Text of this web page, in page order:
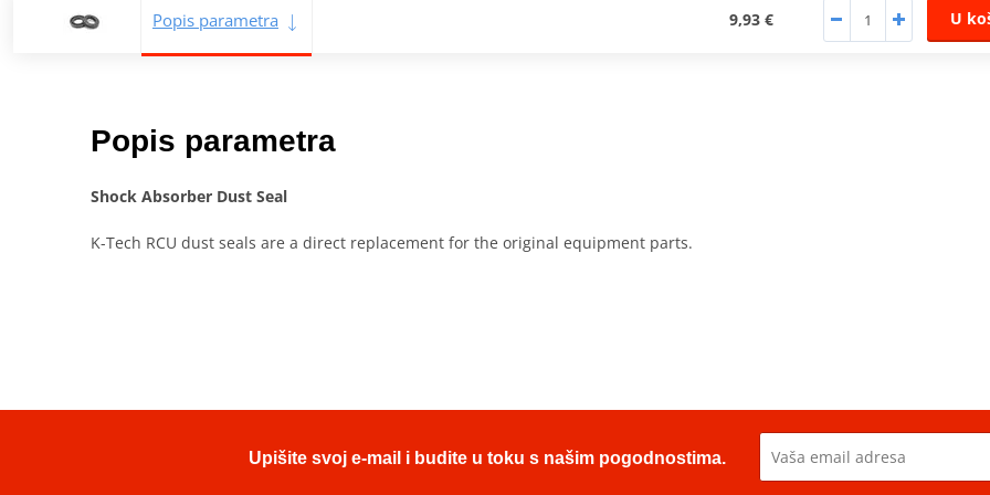
Popis parametra 9,93 € U
Popis parametra
Shock Absorber Dust Seal
K-Tech RCU dust seals are a direct replacement for the original equipment parts.
Upišite svoj e-mail i budite u toku s našim pogodnostima.